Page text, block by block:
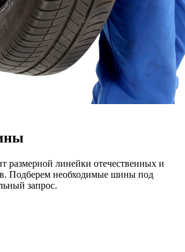
размерной линейки отечественных и
Подберем необходимые шины под
запрос.